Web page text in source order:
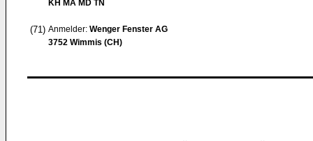
KH MA MD TN
(71) Anmelder: Wenger Fenster AG
3752 Wimmis (CH)